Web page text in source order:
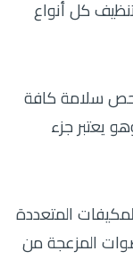
كل أنواع
سلامة كافة
يعتبر جزء
المتعددة
المزعجة من